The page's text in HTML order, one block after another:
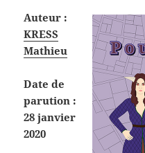
Auteur :
KRESS
Mathieu
Date de
parution :
28 janvier
2020